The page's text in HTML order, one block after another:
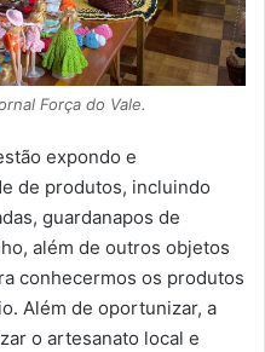
Força do Vale.
expondo e
de produtos, incluindo
guardanapos de
além de outros objetos
conhecermos os produtos
Além de oportunizar, a
o artesanato local e